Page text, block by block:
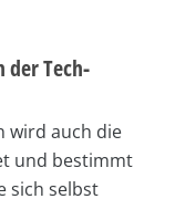
der Tech-
wird auch die
und bestimmt
sich selbst